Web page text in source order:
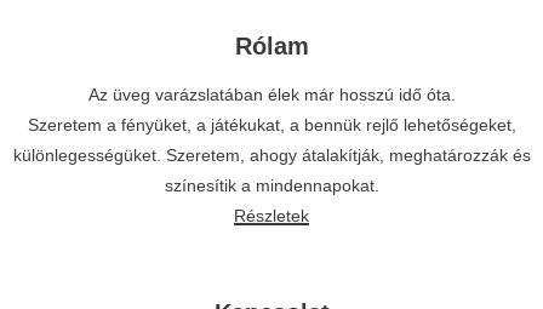
Rólam
Az üveg varázslatában élek már hosszú idő óta.
Szeretem a fényüket, a játékukat, a bennük rejlő lehetőségeket,
különlegességüket. Szeretem, ahogy átalakítják, meghatározzák és
színesítik a mindennapokat.
Részletek